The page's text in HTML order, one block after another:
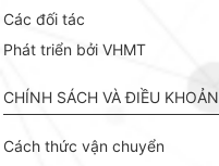
Các đối tác
Phát triển bởi VHMT
CHÍNH SÁCH VÀ ĐIỀU KHOẢN
Cách thức vận chuyển